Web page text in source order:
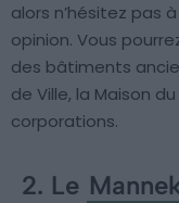
alors n’hésitez pas
opinion. Vous
des bâtiments
de Ville, la Maison
corporations.
2. Le